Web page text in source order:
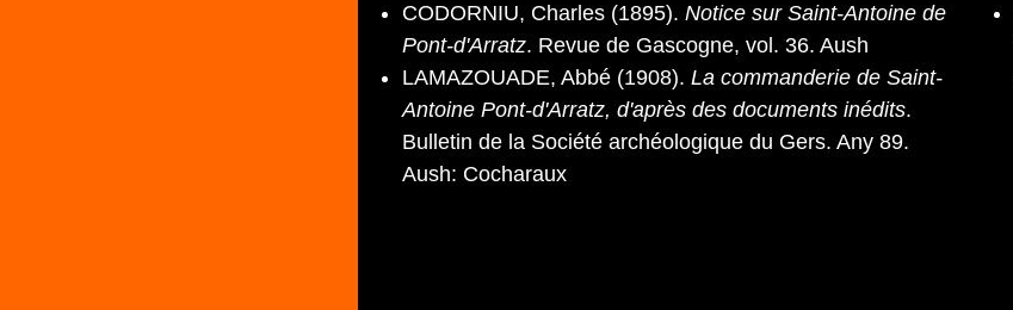
CODORNIU, Charles (1895). Notice sur Saint-Antoine de
Pont-d'Arratz. Revue de Gascogne, vol. 36. Aush
LAMAZOUADE, Abbé (1908). La commanderie de Saint-
Antoine Pont-d'Arratz, d'après des documents inédits.
Bulletin de la Société archéologique du Gers. Any 89.
Aush: Cocharaux